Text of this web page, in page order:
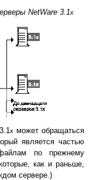
NetWare 3.1x
x может обращаться
является частью
по прежнему
как и раньше,
сервере.)